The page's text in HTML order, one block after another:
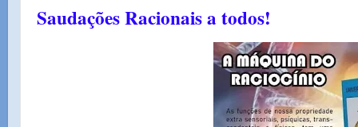
Saudações Racionais a todos!